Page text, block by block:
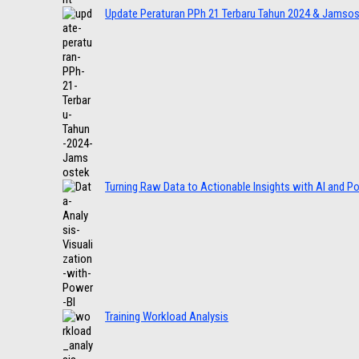
Update Peraturan PPh 21 Terbaru Tahun 2024 &
Turning Raw Data to Actionable Insights with AI and
Training Workload Analysis